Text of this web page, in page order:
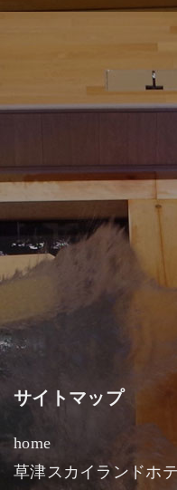
サイトマップ
home
草津スカイランドホ